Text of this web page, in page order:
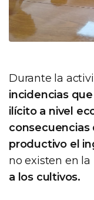
Durante la
incidencias
ilícito a nivel
consecuencias
productivo el
no existen en la
a los cultivos.